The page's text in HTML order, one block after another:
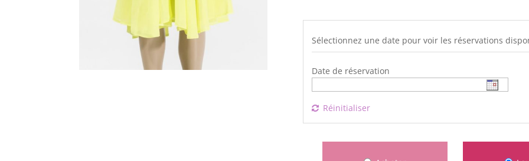
Sélectionnez une date pour voir les réservations
Date de réservation
Réinitialiser